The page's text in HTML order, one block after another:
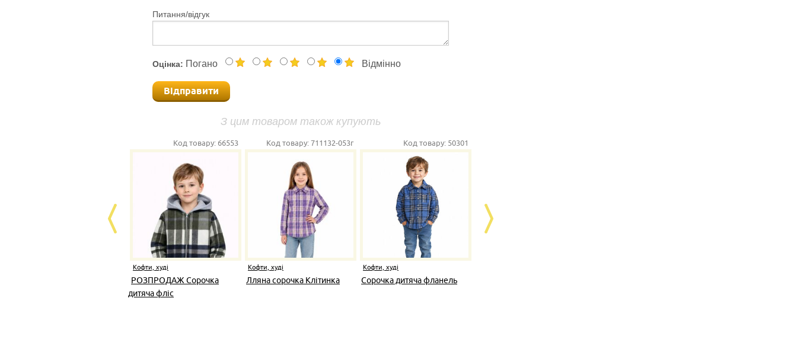
Питання/відгук
Оцінка: Погано Відмінно
Відправити
З цим товаром також купують
Код товару: 66553
Кофти, худі
РОЗПРОДАЖ Сорочка
дитяча фліс
Код товару:711132-053г
Кофти, худі
Лляна сорочка Клітинка
Код товару: 50301
Кофти, худі
Сорочка дитяча фланель